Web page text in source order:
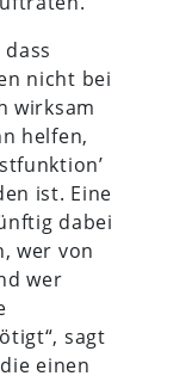
nicht bei
wirksam
helfen,
ist. Eine
dabei
wer von
wer
sagt
einen